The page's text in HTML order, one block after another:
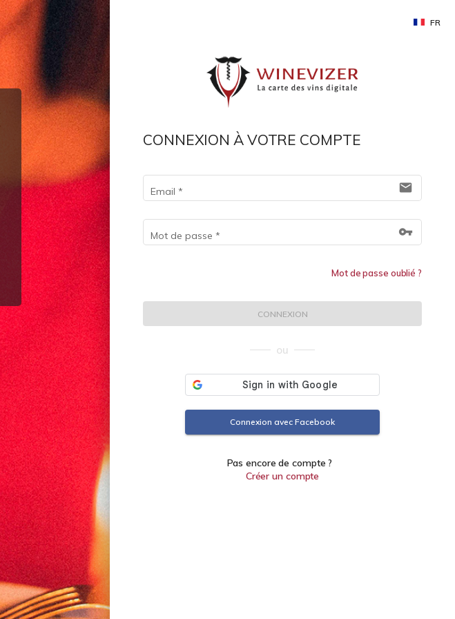
FR
CONNEXION À VOTRE COMPTE
Email * mail
Mot de passe * vpn_key
Mot de passe oublié ?
CONNEXION
ou
Connexion avec Facebook
Pas encore de compte ?
Créer un compte